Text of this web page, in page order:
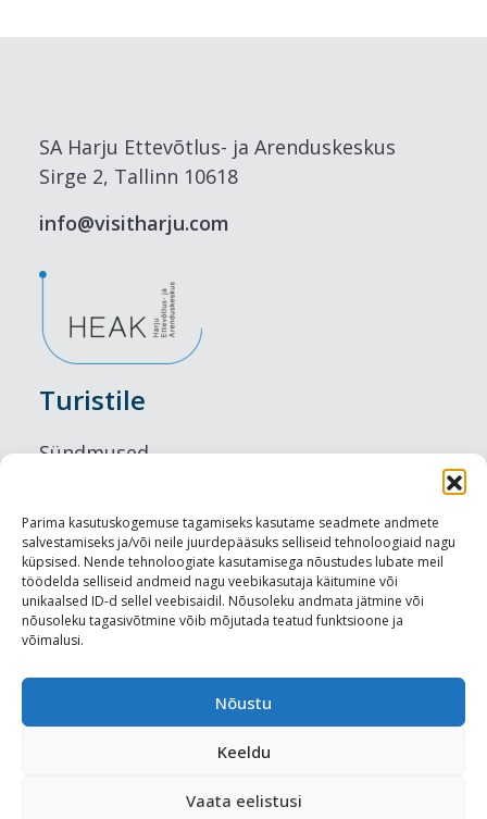
Parima kasutuskogemuse tagamiseks kasutame seadmete andmete
salvestamiseks ja/või neile juurdepääsuks selliseid tehnoloogiaid nagu
küpsised. Nende tehnoloogiate kasutamisega nõustudes lubate meil
töödelda selliseid andmeid nagu veebikasutaja käitumine või
unikaalsed ID-d sellel veebisaidil. Nõusoleku andmata jätmine või
nõusoleku tagasivõtmine võib mõjutada teatud funktsioone ja
võimalusi.
Nõustu
Keeldu
Vaata eelistusi
SA Harju Ettevõtlus- ja Arenduskeskus
Sirge 2, Tallinn 10618
info@visitharju.com
Turistile
Sündmused
Maitseelamused
Vaatamisväärsused
Visit Tallinn
Turismiprofessionaalile
Harju-, Rapla- ja Läänemaa DMO
Meediakajastused